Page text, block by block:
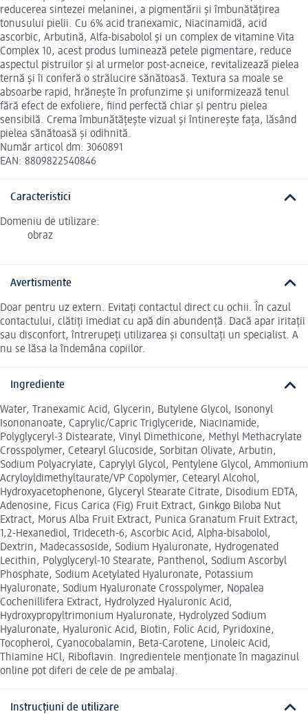
reducerea sintezei melaninei, a pigmentării și îmbunătățirea
tonusului pielii. Cu 6% acid tranexamic, Niacinamidă, acid
ascorbic, Arbutină, Alfa-bisabolol și un complex de vitamine Vita
Complex 10, acest produs luminează petele pigmentare, reduce
aspectul pistruilor și al urmelor post-acneice, revitalizează pielea
ternă și îi conferă o strălucire sănătoasă. Textura sa moale se
absoarbe rapid, hrănește în profunzime și uniformizează tenul
fără efect de exfoliere, fiind perfectă chiar și pentru pielea
sensibilă. Crema îmbunătățește vizual și întinerește fața, lăsând
pielea sănătoasă și odihnită.
Număr articol dm: 3060891
EAN: 8809822540846
Caracteristici
Domeniu de utilizare:
obraz
Avertismente
Doar pentru uz extern. Evitați contactul direct cu ochii. În cazul
contactului, clătiți imediat cu apă din abundență. Dacă apar iritații
sau disconfort, întrerupeți utilizarea și consultați un specialist. A
nu se lăsa la îndemâna copiilor.
Ingrediente
Water, Tranexamic Acid, Glycerin, Butylene Glycol, Isononyl
Isononanoate, Caprylic/Capric Triglyceride, Niacinamide,
Polyglyceryl-3 Distearate, Vinyl Dimethicone, Methyl Methacrylate
Crosspolymer, Cetearyl Glucoside, Sorbitan Olivate, Arbutin,
Sodium Polyacrylate, Caprylyl Glycol, Pentylene Glycol, Ammonium
Acryloyldimethyltaurate/VP Copolymer, Cetearyl Alcohol,
Hydroxyacetophenone, Glyceryl Stearate Citrate, Disodium EDTA,
Adenosine, Ficus Carica (Fig) Fruit Extract, Ginkgo Biloba Nut
Extract, Morus Alba Fruit Extract, Punica Granatum Fruit Extract,
1,2-Hexanediol, Trideceth-6, Ascorbic Acid, Alpha-bisabolol,
Dextrin, Madecassoside, Sodium Hyaluronate, Hydrogenated
Lecithin, Polyglyceryl-10 Stearate, Panthenol, Sodium Ascorbyl
Phosphate, Sodium Acetylated Hyaluronate, Potassium
Hyaluronate, Sodium Hyaluronate Crosspolymer, Nopalea
Cochenillifera Extract, Hydrolyzed Hyaluronic Acid,
Hydroxypropyltrimonium Hyaluronate, Hydrolyzed Sodium
Hyaluronate, Hyaluronic Acid, Biotin, Folic Acid, Pyridoxine,
Tocopherol, Cyanocobalamin, Beta-Carotene, Linoleic Acid,
Thiamine HCl, Riboflavin. Ingredientele menționate în magazinul
online pot diferi de cele de pe ambalaj.
Instrucțiuni de utilizare